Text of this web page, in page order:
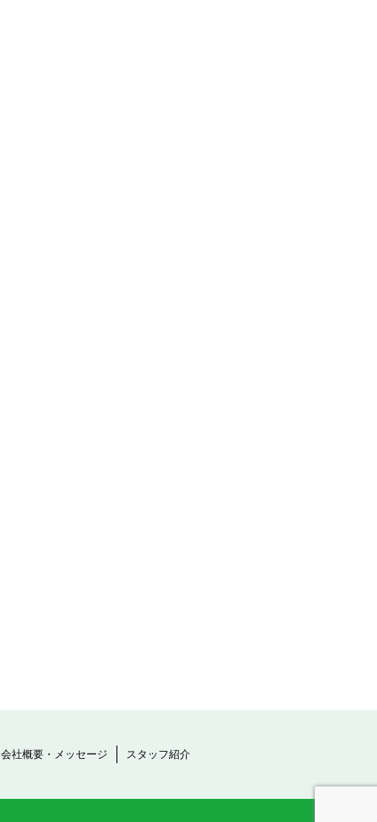
会社概要・メッセージ スタッフ紹介